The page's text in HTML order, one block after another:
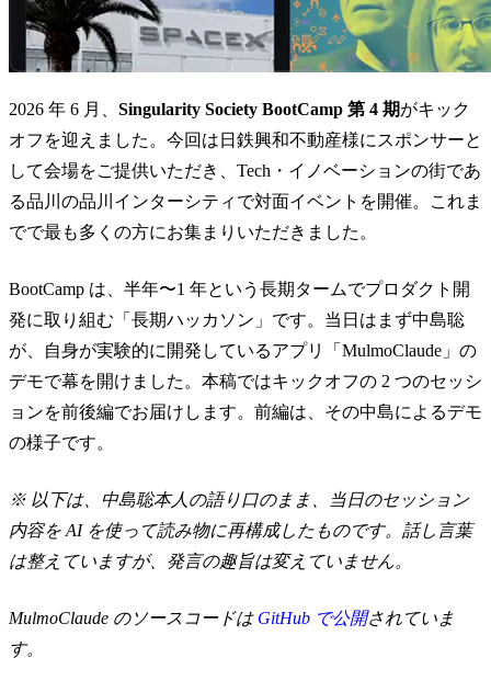
2026 年 6 月、 Singularity Society BootCamp 第 4 期がキック
オフを迎えました。今回は日鉄興和不動産様にスポンサーと
して会場をご提供いただき、Tech・イノベーションの街であ
る品川の品川インターシティで対面イベントを開催。これま
でで最も多くの方にお集まりいただきました。
BootCamp は、半年〜1 年という長期タームでプロダクト開
発に取り組む「長期ハッカソン」です。当日はまず中島聡
が、自身が実験的に開発しているアプリ「MulmoClaude」の
デモで幕を開けました。本稿ではキックオフの 2 つのセッシ
ョンを前後編でお届けします。前編は、その中島によるデモ
の様子です。
※ 以下は、中島聡本人の語り口のまま、当日のセッション
内容を AI を使って読み物に再構成したものです。話し言葉
は整えていますが、発言の趣旨は変えていません。
MulmoClaude のソースコードは GitHub で公開されていま
す。